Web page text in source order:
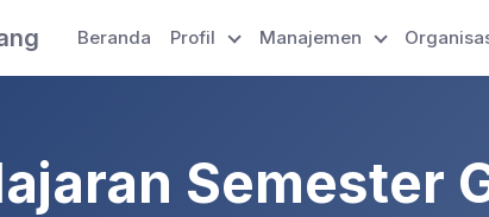
Beranda Profil Manajemen
Semester